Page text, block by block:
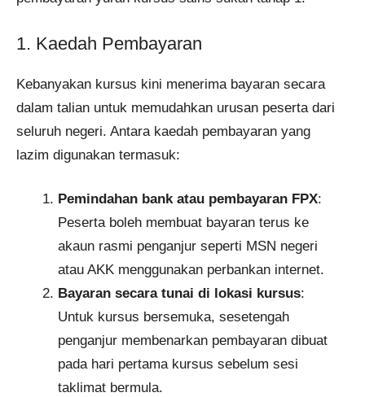
1. Kaedah Pembayaran
Kebanyakan kursus kini menerima bayaran secara
dalam talian untuk memudahkan urusan peserta dari
seluruh negeri. Antara kaedah pembayaran yang
lazim digunakan termasuk:
Pemindahan bank atau pembayaran FPX:
Peserta boleh membuat bayaran terus ke
akaun rasmi penganjur seperti MSN negeri
atau AKK menggunakan perbankan internet.
Bayaran secara tunai di lokasi kursus:
Untuk kursus bersemuka, sesetengah
penganjur membenarkan pembayaran dibuat
pada hari pertama kursus sebelum sesi
taklimat bermula.